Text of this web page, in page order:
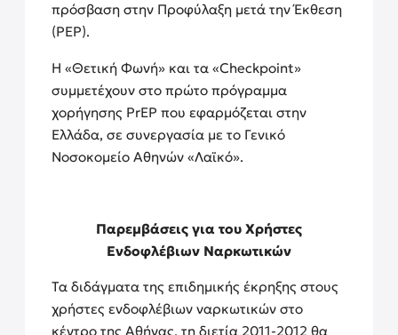
πρόσβαση στην Προφύλαξη μετά την Έκθεση
(PEP).
H «Θετική Φωνή» και τα «Checkpoint»
συμμετέχουν στο πρώτο πρόγραμμα
χορήγησης PrEP που εφαρμόζεται στην
Ελλάδα, σε συνεργασία με το Γενικό
Νοσοκομείο Αθηνών «Λαϊκό».
Παρεμβάσεις για του Χρήστες
Ενδοφλέβιων Ναρκωτικών
Τα διδάγματα της επιδημικής έκρηξης στους
χρήστες ενδοφλέβιων ναρκωτικών στο
κέντρο της Αθήνας, τη διετία 2011-2012 θα